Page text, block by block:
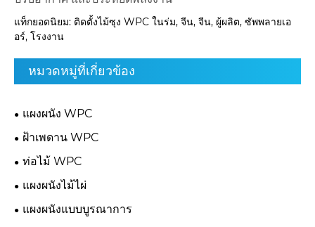
แท็กยอดนิยม: ติดตั้งไม้ซุง WPC ในร่ม, จีน, จีน, ผู้ผลิต, ซัพพลายเอ
อร์, โรงงาน
หมวดหมู่ที่เกี่ยวข้อง
แผงผนัง WPC
ฝ้าเพดาน WPC
ท่อไม้ WPC
แผงผนังไม้ไผ่
แผงผนังแบบบูรณาการ